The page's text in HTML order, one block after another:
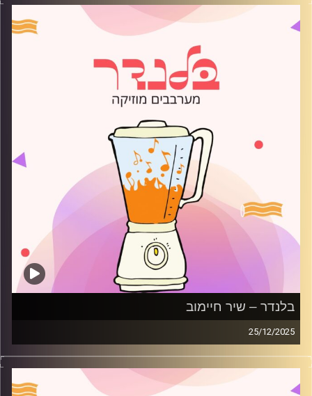
קרדיט תמונות:
AudioVersity
בלנדר – שיר חיימוב
25/12/2025
מוזיקה רגועה לפתוח איתה את הבוקר בהגשת שיר חיימוב
קרדיט תמונות:
AudioVersity